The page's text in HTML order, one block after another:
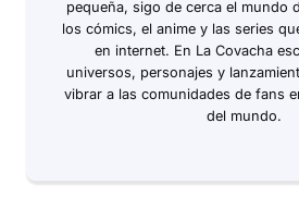
pequeña, sigo de cerca el mundo
los cómics, el anime y las series
en internet. En La Covacha
universos, personajes y
vibrar a las comunidades de fans
del mundo.